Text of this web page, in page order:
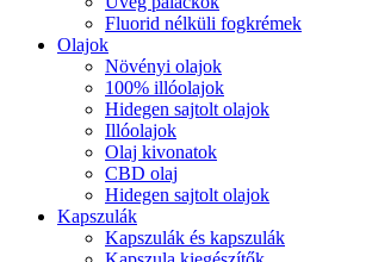
Fluorid nélküli fogkrémek
Olajok
Növényi olajok
100% illóolajok
Hidegen sajtolt olajok
Illóolajok
Olaj kivonatok
CBD olaj
Hidegen sajtolt olajok
Kapszulák
Kapszulák és kapszulák